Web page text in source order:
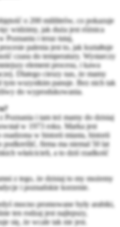
o 200 mililitrów, co pokazuje
widzimy, jak duża jest różnica
Poznaniu i teraz tutaj,
palenia jest to, jak kształtuje
czasu do temperatury. Wystarczy
element procesu, i kawa
Dlatego cieszy nas, że mamy
tym wszystkim panuje. Bez nich tak
do wyprodukowania.
i tam też mamy do dzisiaj
w 1973 roku. Marka jest
w historii miasta, historii
podkreślić, firma ma niemal 50 lat
właścicieli, a to dziś rzadkość
z tego, że dzisiaj to my możemy
i poznańskie korzenie.
mocno promowane były arabiki,
ten rodzaj jest najlepszy,
się, że wcale tak nie jest.